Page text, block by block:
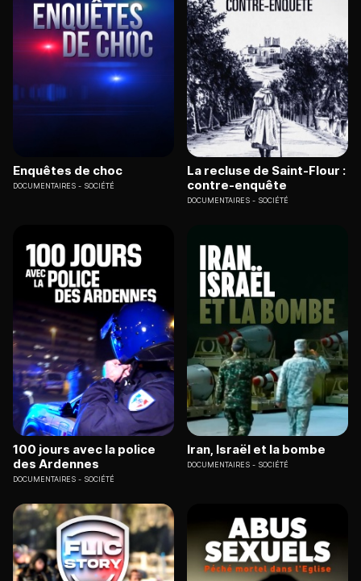
Enquêtes de choc
DOCUMENTAIRES SOCIÉTÉ
La recluse de Saint-Flour :
contre-enquête
DOCUMENTAIRES SOCIÉTÉ
100 jours avec la police
des Ardennes
DOCUMENTAIRES SOCIÉTÉ
Iran, Israël et la bombe
DOCUMENTAIRES SOCIÉTÉ